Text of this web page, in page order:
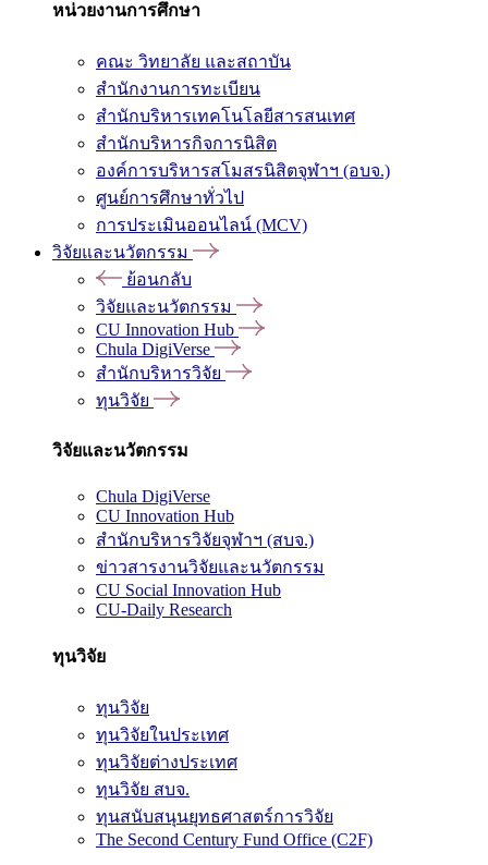
หน่วยงานการศึกษา
คณะ วิทยาลัย และสถาบัน
สำนักงานการทะเบียน
สำนักบริหารเทคโนโลยีสารสนเทศ
สำนักบริหารกิจการนิสิต
องค์การบริหารสโมสรนิสิตจุฬาฯ (อบจ.)
ศูนย์การศึกษาทั่วไป
การประเมินออนไลน์ (MCV)
วิจัยและนวัตกรรม
ย้อนกลับ
วิจัยและนวัตกรรม
CU Innovation Hub
Chula DigiVerse
สำนักบริหารวิจัย
ทุนวิจัย
วิจัยและนวัตกรรม
Chula DigiVerse
CU Innovation Hub
สำนักบริหารวิจัยจุฬาฯ (สบจ.)
ข่าวสารงานวิจัยและนวัตกรรม
CU Social Innovation Hub
CU-Daily Research
ทุนวิจัย
ทุนวิจัย
ทุนวิจัยในประเทศ
ทุนวิจัยต่างประเทศ
ทุนวิจัย สบจ.
ทุนสนับสนุนยุทธศาสตร์การวิจัย
The Second Century Fund Office (C2F)